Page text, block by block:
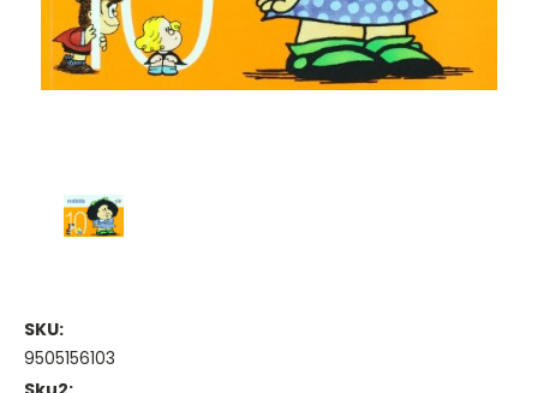
SKU:
9505156103